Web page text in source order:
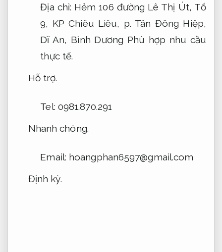
Địa chỉ: Hẻm 106 đường Lê Thị Út, Tổ
9, KP Chiêu Liêu, p. Tân Đông Hiệp,
Dĩ An, Bình Dương Phù hợp nhu cầu
thực tế.
Hỗ trợ.
Tel: 0981.870.291
Nhanh chóng.
Email: hoangphan6597@gmail.com
Định kỳ.